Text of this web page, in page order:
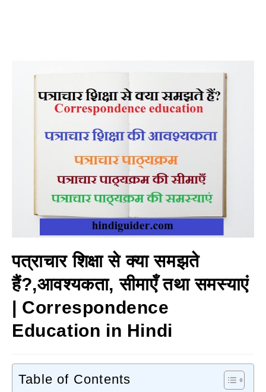
पत्राचार शिक्षा से क्या समझते
हैं?,आवश्यकता, सीमाएँ तथा समस्याएं
| Correspondence
Education in Hindi
Table of Contents